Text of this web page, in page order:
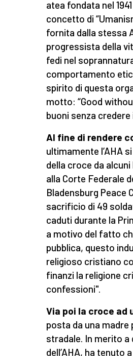
atea fondata nel
concetto di
fornita dalla stessa
progressista della
fedi nel
comportamento
spirito di questa
motto: “Good
buoni senza
Al fine di rendere
ultimamente l’AHA
della croce da
alla Corte Federale
Bladensburg Peace
sacrificio di 49
caduti durante la
a motivo del fatto
pubblica, questo
religioso cristiano
finanzi la religione
confessioni".
Via poi la croce ad
posta da una madre
stradale. In merito a
dell’AHA, ha tenuto